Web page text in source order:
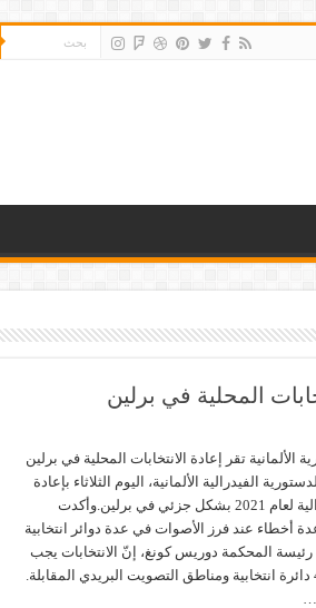
المحلية في برلين
الألمانية تقر إعادة الانتخابات المحلية في برلين
الفيدرالية الألمانية، اليوم الثلاثاء بإعادة
الانتخابات الفيدرالية لعام 2021 بشكل جزئي في برلين.وأكدت
أخطاء عند فرز الأصوات في عدة دوائر انتخابية
المحكمة دوريس كونغ، إنّ الانتخابات يجب
أن تعادل في 455 دائرة انتخابية ومناطق التصويت البريدي المقابلة.
…